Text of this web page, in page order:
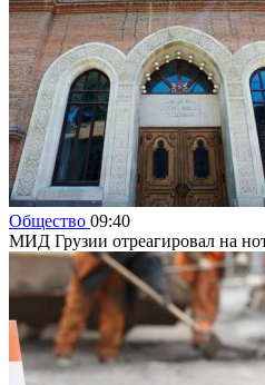
Общество 09:40
МИД Грузии отреагировал на